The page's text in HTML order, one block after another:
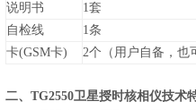
说明书
1套
自检线
1条
卡(GSM卡)
2个（用户自备，也
二、TG2550卫星授时核相仪技术